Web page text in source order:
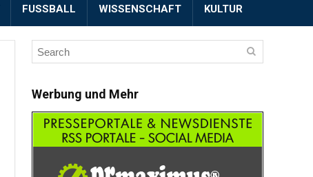
FUSSBALL WISSENSCHAFT KULTUR
Werbung und Mehr